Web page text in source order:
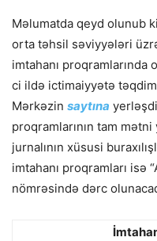
Məlumatda qeyd olunub
orta təhsil səviyyələri
imtahanı
ci ildə ictimaiyyətə
Mərkəzin saytına
proqramlarının tam
jurnalının xüsusi
imtahanı proqramları isə
nömrəsində dərc